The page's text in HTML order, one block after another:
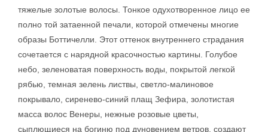
тяжелые золотые волосы. Тонкое одухотворенное лицо ее
полно той затаенной печали, которой отмечены многие
образы Боттичелли. Этот оттенок внутреннего страдания
сочетается с нарядной красочностью картины. Голубое
небо, зеленоватая поверхность воды, покрытой легкой
рябью, темная зелень листвы, светло-малиновое
покрывало, сиренево-синий плащ Зефира, золотистая
масса волос Венеры, нежные розовые цветы,
сыплющиеся на богиню под дуновением ветров, создают